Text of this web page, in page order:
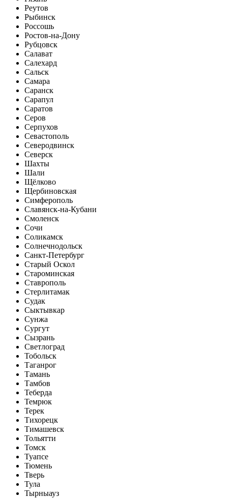
Реутов
Рыбинск
Россошь
Ростов-на-Дону
Рубцовск
Салават
Салехард
Сальск
Самара
Саранск
Сарапул
Саратов
Серов
Серпухов
Севастополь
Северодвинск
Северск
Шахты
Шали
Щёлково
Щербиновская
Симферополь
Славянск-на-Кубани
Смоленск
Сочи
Соликамск
Солнечнодольск
Санкт-Петербург
Старый Оскол
Староминская
Ставрополь
Стерлитамак
Судак
Сыктывкар
Сунжа
Сургут
Сызрань
Светлоград
Тобольск
Таганрог
Тамань
Тамбов
Теберда
Темрюк
Терек
Тихорецк
Тимашевск
Тольятти
Томск
Туапсе
Тюмень
Тверь
Тула
Тырныауз